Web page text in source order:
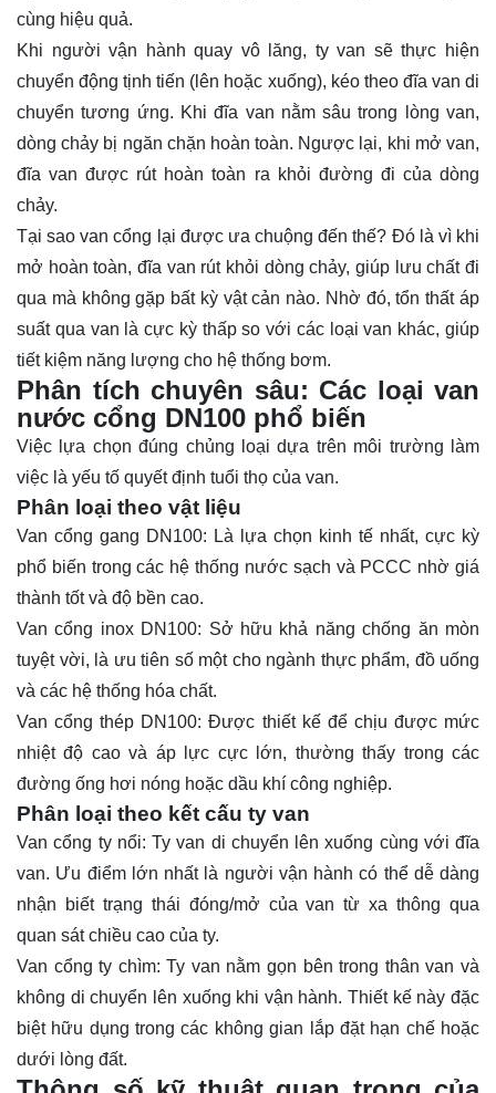
cùng hiệu quả.
Khi người vận hành quay vô lăng, ty van sẽ thực hiện
chuyển động tịnh tiến (lên hoặc xuống), kéo theo đĩa van di
chuyển tương ứng. Khi đĩa van nằm sâu trong lòng van,
dòng chảy bị ngăn chặn hoàn toàn. Ngược lại, khi mở van,
đĩa van được rút hoàn toàn ra khỏi đường đi của dòng
chảy.
Tại sao van cổng lại được ưa chuộng đến thế? Đó là vì khi
mở hoàn toàn, đĩa van rút khỏi dòng chảy, giúp lưu chất đi
qua mà không gặp bất kỳ vật cản nào. Nhờ đó, tổn thất áp
suất qua van là cực kỳ thấp so với các loại van khác, giúp
tiết kiệm năng lượng cho hệ thống bơm.
Phân tích chuyên sâu: Các loại van
nước cổng DN100 phổ biến
Việc lựa chọn đúng chủng loại dựa trên môi trường làm
việc là yếu tố quyết định tuổi thọ của van.
Phân loại theo vật liệu
Van cổng gang DN100: Là lựa chọn kinh tế nhất, cực kỳ
phổ biến trong các hệ thống nước sạch và PCCC nhờ giá
thành tốt và độ bền cao.
Van cổng inox DN100: Sở hữu khả năng chống ăn mòn
tuyệt vời, là ưu tiên số một cho ngành thực phẩm, đồ uống
và các hệ thống hóa chất.
Van cổng thép DN100: Được thiết kế để chịu được mức
nhiệt độ cao và áp lực cực lớn, thường thấy trong các
đường ống hơi nóng hoặc dầu khí công nghiệp.
Phân loại theo kết cấu ty van
Van cổng ty nổi: Ty van di chuyển lên xuống cùng với đĩa
van. Ưu điểm lớn nhất là người vận hành có thể dễ dàng
nhận biết trạng thái đóng/mở của van từ xa thông qua
quan sát chiều cao của ty.
Van cổng ty chìm: Ty van nằm gọn bên trong thân van và
không di chuyển lên xuống khi vận hành. Thiết kế này đặc
biệt hữu dụng trong các không gian lắp đặt hạn chế hoặc
dưới lòng đất.